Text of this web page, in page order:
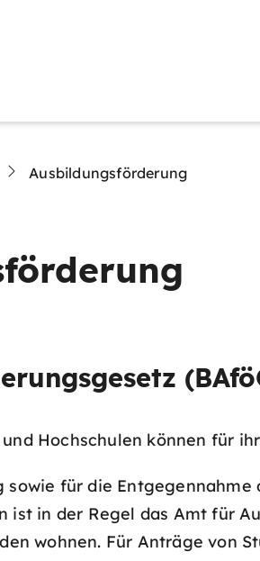
Ausbildungsförderung
Hochschulen können für
sowie für die
ist in der Regel das Amt für
wohnen. Für Anträge von